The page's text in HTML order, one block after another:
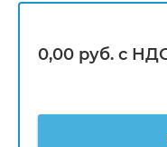
0,00 руб. с